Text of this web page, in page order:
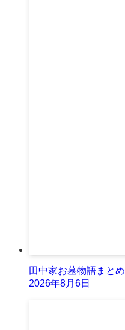
田中家お墓物語まとめ
2026年8月6日